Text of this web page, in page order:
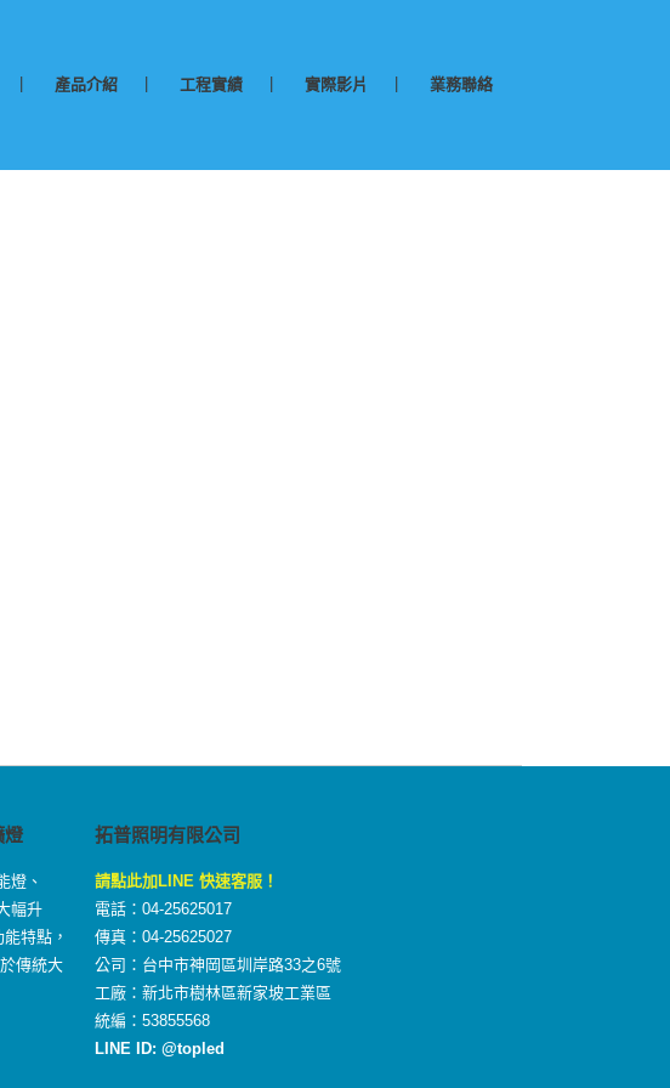
產品介紹 工程實績 實際影片 業務聯絡
燈
燈、
幅升
特點，
傳統大
拓普照明有限公司
請點此加LINE 快速客服！
電話：04-25625017
傳真：04-25625027
公司：台中市神岡區圳岸路33之6號
工廠：新北市樹林區新家坡工業區
統編：53855568
LINE ID: @topled